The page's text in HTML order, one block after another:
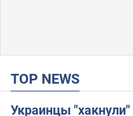
TOP NEWS
Украинцы